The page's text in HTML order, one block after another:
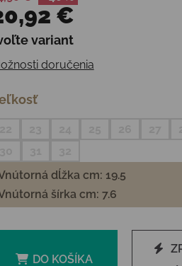
€
cena:
variant
doručenia
dĺžka cm: 19.5
šírka cm: 7.6
DO KOŠÍKA